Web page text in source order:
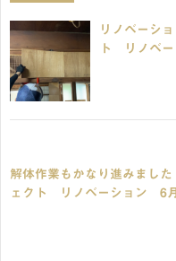
リノベーシ
ト リノベ
解体作業もかなり進みまし
ェクト リノベーション 6月